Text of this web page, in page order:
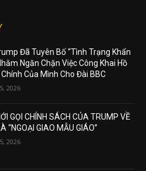
Đã Tuyên Bố “Tình Trạng Khẩn
Ngăn Chặn Việc Công Khai Hồ
Của Mình Cho Đài BBC
2026
GỌI CHÍNH SÁCH CỦA TRUMP VỀ
“NGOẠI GIAO MẪU GIÁO”
2026